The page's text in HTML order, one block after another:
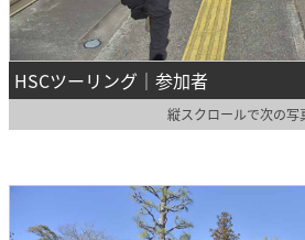
HSCツーリング｜参加者
縦スクロールで次の写